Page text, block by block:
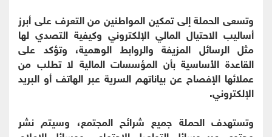
وتسعى الحملة إلى تمكين المواطنين من التعرف على أبرز
أساليب الاحتيال المالي الإلكتروني وكيفية التصدي لها
مثل الرسائل المزيفة والروابط الوهمية، وتؤكد على
القاعدة الأساسية بأن المؤسسات المالية لا تطلب من
عملائها الإفصاح عن بياناتهم السرية عبر الهاتف أو البريد
الإلكتروني.
وتستهدف الحملة جميع شرائح المجتمع، وسيتم نشر